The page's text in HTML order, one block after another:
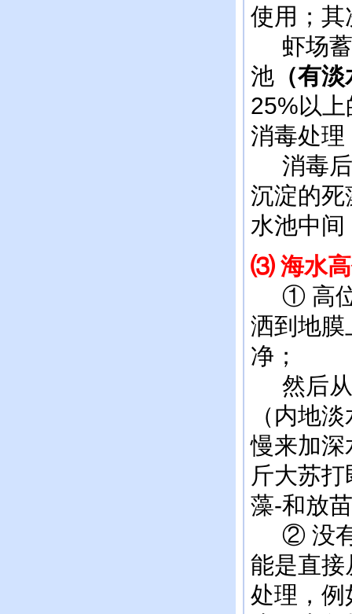
使用；其
虾场蓄
池 （有
25%以
消毒处理
消毒后
沉淀的死
水池中
⑶ 海水
① 高位
洒到地膜
净；
然后从
（内地
慢来加深
斤大苏
藻-和放
② 没有
能是直接
处理，例